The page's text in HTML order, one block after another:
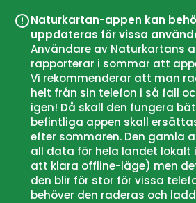
Naturkartan-appen kan
uppdateras för vissa
Användare av Naturkartans
rapporterar i sommar att
Vi rekommenderar att man
helt från sin telefon i så fall
igen! Då skall den fungera
befintliga appen skall
efter sommaren. Den gamla
all data för hela landet lokalt
att klara offline-läge) men
den blir för stor för vissa
behöver den raderas och